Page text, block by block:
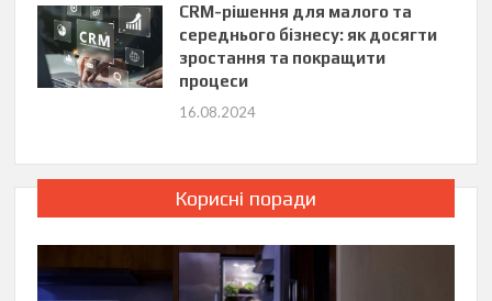
CRM-рішення для малого та
середнього бізнесу: як досягти
зростання та покращити
процеси
16.08.2024
Корисні поради